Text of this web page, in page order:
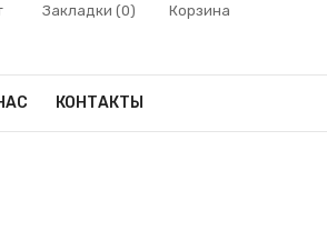
5
Закладки (0) Корзина
КОНТАКТЫ